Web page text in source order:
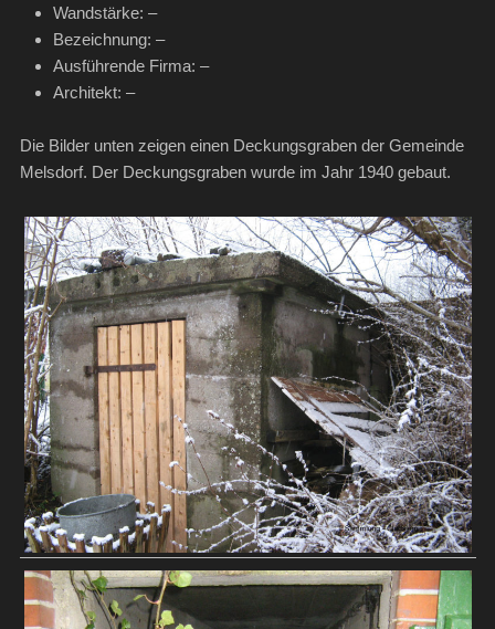
Wandstärke: –
Bezeichnung: –
Ausführende Firma: –
Architekt: –
Die Bilder unten zeigen einen Deckungsgraben der Gemeinde
Melsdorf. Der Deckungsgraben wurde im Jahr 1940 gebaut.